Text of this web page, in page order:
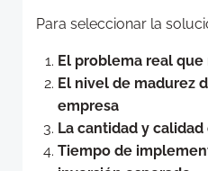
Para seleccionar la
El problema real
El nivel de madurez
empresa
La cantidad y
Tiempo de